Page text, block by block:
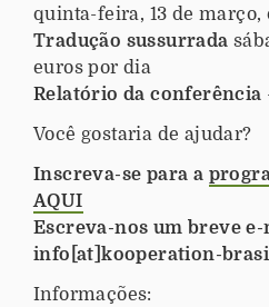
quinta-feira, 13 de março,
Tradução sussurrada
euros por dia
Relatório da conferência
Você gostaria de ajudar?
Inscreva-se para a
AQUI
Escreva-nos um breve
info[at]kooperation-
Informações: